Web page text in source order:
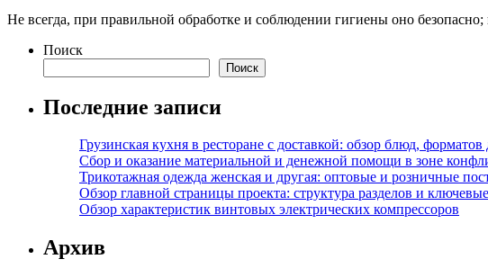
Не всегда, при правильной обработке и соблюдении гигиены оно
Поиск
Поиск
Последние записи
Грузинская кухня в ресторане с доставкой: обзор блюд,
Сбор и оказание материальной и денежной помощи в зоне
Трикотажная одежда женская и другая: оптовые и розничные
Обзор главной страницы проекта: структура разделов и
Обзор характеристик винтовых электрических компрессоров
Архив